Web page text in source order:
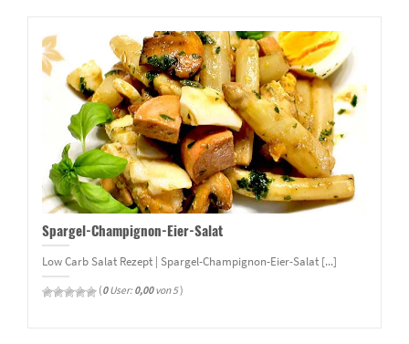
Spargel-Champignon-Eier-Salat
Low Carb Salat Rezept | Spargel-Champignon-Eier-Salat [...]
(0User: 0,00von 5)